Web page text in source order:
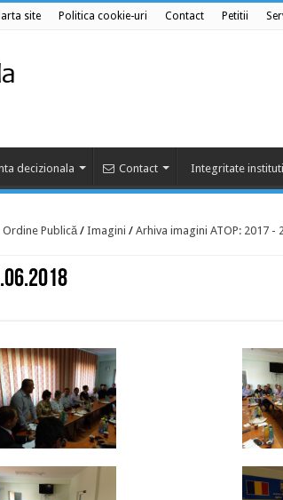
site Politica cookie-uri Contact Petitii
decizionala Contact Integritate
Publică/ Imagini / Arhiva imagini ATOP: 2017 -